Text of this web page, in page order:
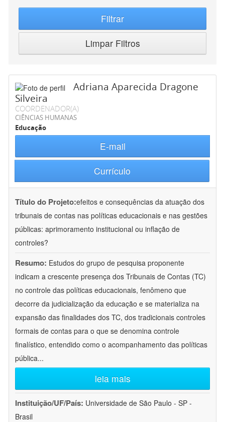
Filtrar
Limpar Filtros
Adriana Aparecida Dragone
Silveira
COORDENADOR(A)
CIÊNCIAS HUMANAS
Educação
E-mail
Currículo
Título do Projeto:efeitos e consequências da atuação dos
tribunais de contas nas políticas educacionais e nas gestões
públicas: aprimoramento institucional ou inflação de
controles?
Resumo: Estudos do grupo de pesquisa proponente
indicam a crescente presença dos Tribunais de Contas (TC)
no controle das políticas educacionais, fenômeno que
decorre da judicialização da educação e se materializa na
expansão das finalidades dos TC, dos tradicionais controles
formais de contas para o que se denomina controle
finalístico, entendido como o acompanhamento das políticas
pública...
leia mais
Instituição/UF/País: Universidade de São Paulo - SP -
Brasil